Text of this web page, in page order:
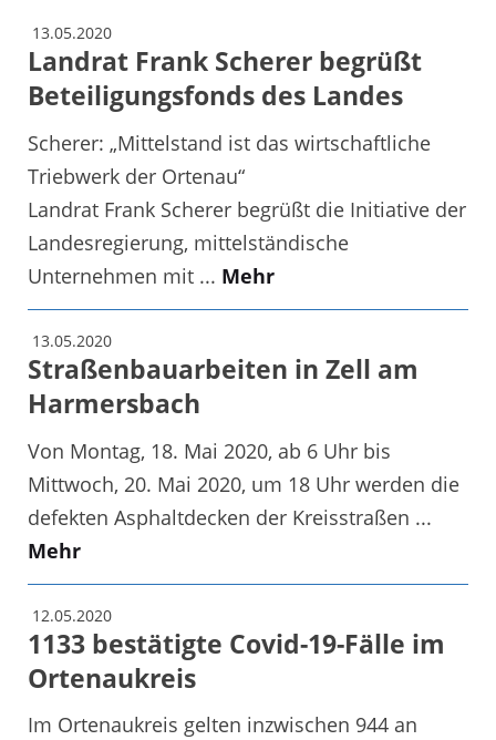
13.05.2020
Landrat Frank Scherer begrüßt
Beteiligungsfonds des Landes
Scherer: „Mittelstand ist das wirtschaftliche
Triebwerk der Ortenau“
Landrat Frank Scherer begrüßt die Initiative der
Landesregierung, mittelständische
Unternehmen mit ... Mehr
13.05.2020
Straßenbauarbeiten in Zell am
Harmersbach
Von Montag, 18. Mai 2020, ab 6 Uhr bis
Mittwoch, 20. Mai 2020, um 18 Uhr werden die
defekten Asphaltdecken der Kreisstraßen ...
Mehr
12.05.2020
1133 bestätigte Covid-19-Fälle im
Ortenaukreis
Im Ortenaukreis gelten inzwischen 944 an